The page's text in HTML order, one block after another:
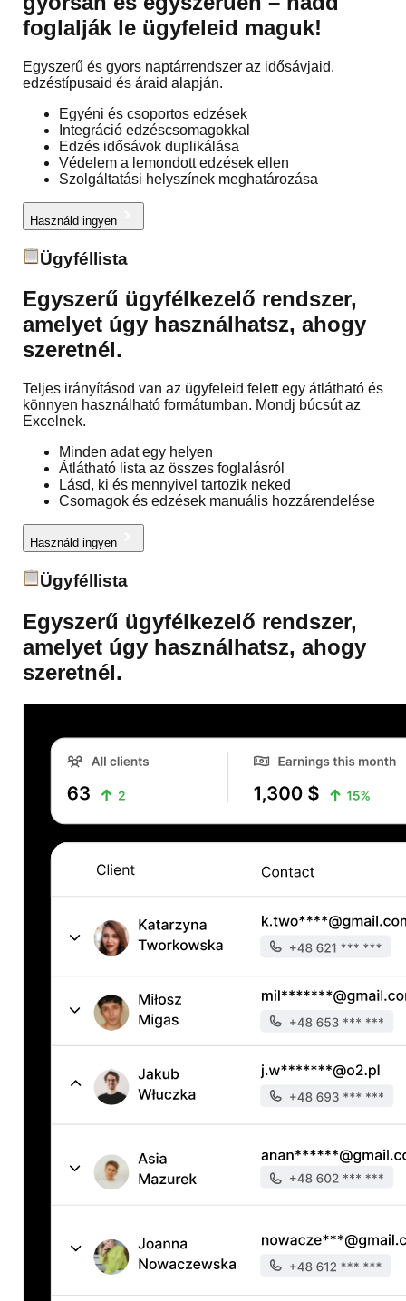
foglalják le ügyfeleid maguk!
Egyszerű és gyors naptárrendszer az idősávjaid,
edzéstípusaid és áraid alapján.
Egyéni és csoportos edzések
Integráció edzéscsomagokkal
Edzés idősávok duplikálása
Védelem a lemondott edzések ellen
Szolgáltatási helyszínek meghatározása
Használd ingyen
Ügyféllista
Egyszerű ügyfélkezelő rendszer,
amelyet úgy használhatsz, ahogy
szeretnél.
Teljes irányításod van az ügyfeleid felett egy átlátható és
könnyen használható formátumban. Mondj búcsút az
Excelnek.
Minden adat egy helyen
Átlátható lista az összes foglalásról
Lásd, ki és mennyivel tartozik neked
Csomagok és edzések manuális hozzárendelése
Használd ingyen
Ügyféllista
Egyszerű ügyfélkezelő rendszer,
amelyet úgy használhatsz, ahogy
szeretnél.